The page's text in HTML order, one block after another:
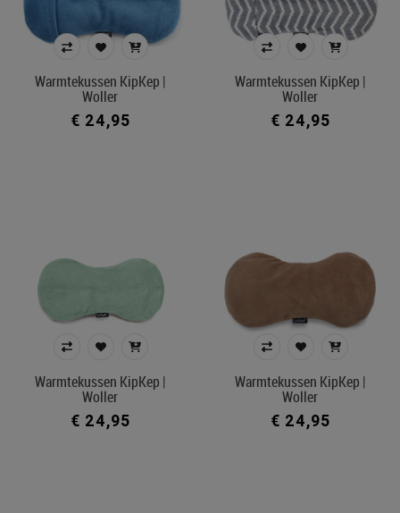
Warmtekussen KipKep |
Woller
€ 24,95
Warmtekussen KipKep |
Woller
€ 24,95
Warmtekussen KipKep |
Woller
€ 24,95
Warmtekussen KipKep |
Woller
€ 24,95